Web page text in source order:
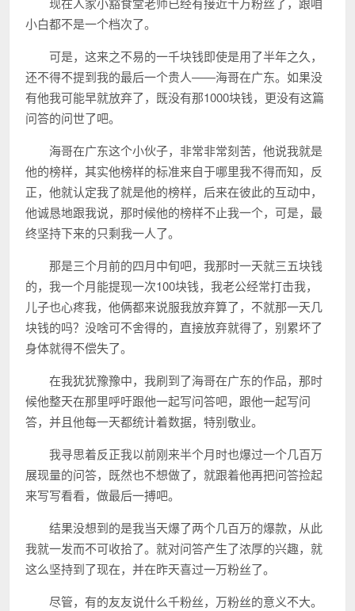
小白都不是一个档次了。
可是，这来之不易的一千块钱即使是用了半年之久，
还不得不提到我的最后一个贵人——海哥在广东。如果没
有他我可能早就放弃了，既没有那1000块钱，更没有这篇
问答的问世了吧。
海哥在广东这个小伙子，非常非常刻苦，他说我就是
他的榜样，其实他榜样的标准来自于哪里我不得而知，反
正，他就认定我了就是他的榜样，后来在彼此的互动中，
他诚恳地跟我说，那时候他的榜样不止我一个，可是，最
终坚持下来的只剩我一人了。
那是三个月前的四月中旬吧，我那时一天就三五块钱
的，我一个月能提现一次100块钱，我老公经常打击我，
儿子也心疼我，他俩都来说服我放弃算了，不就那一天几
块钱的吗？没啥可不舍得的，直接放弃就得了，别累坏了
身体就得不偿失了。
在我犹犹豫豫中，我刷到了海哥在广东的作品，那时
候他整天在那里呼吁跟他一起写问答吧，跟他一起写问
答，并且他每一天都统计着数据，特别敬业。
我寻思着反正我以前刚来半个月时也爆过一个几百万
展现量的问答，既然也不想做了，就跟着他再把问答捡起
来写写看看，做最后一搏吧。
结果没想到的是我当天爆了两个几百万的爆款，从此
我就一发而不可收拾了。就对问答产生了浓厚的兴趣，就
这么坚持到了现在，并在昨天喜过一万粉丝了。
尽管，有的友友说什么千粉丝，万粉丝的意义不大。